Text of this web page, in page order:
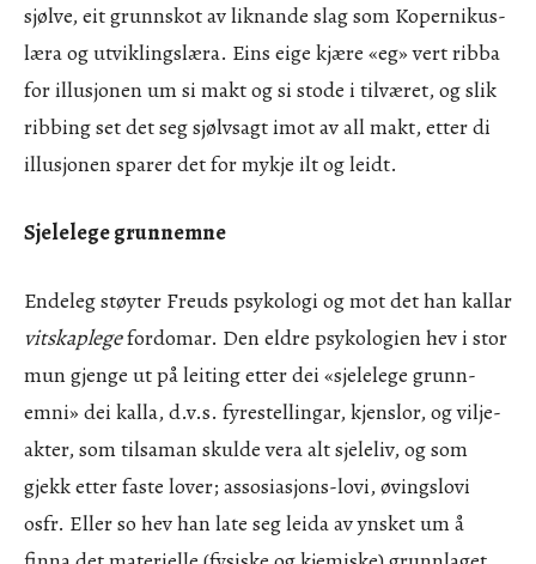
sjølve, eit grunnskot av liknande slag som Kopernikus-
læra og utviklingslæra. Eins eige kjære «eg» vert ribba
for illusjonen um si makt og si stode i tilværet, og slik
ribbing set det seg sjølvsagt imot av all makt, etter di
illusjonen sparer det for mykje ilt og leidt.
Sjelelege grunnemne
Endeleg støyter Freuds psykologi og mot det han kallar
vitskaplegefordomar. Den eldre psykologien hev i stor
mun gjenge ut på leiting etter dei «sjelelege grunn-
emni» dei kalla, d.v.s. fyrestellingar, kjenslor, og vilje-
akter, som tilsaman skulde vera alt sjeleliv, og som
gjekk etter faste lover; assosiasjons-lovi, øvingslovi
osfr. Eller so hev han late seg leida av ynsket um å